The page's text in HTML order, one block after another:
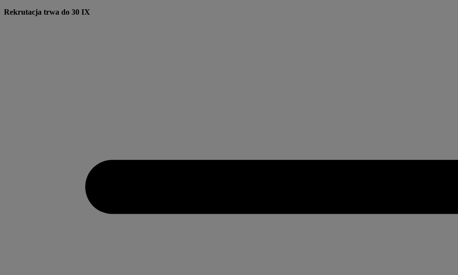
Przejdź
Rekrutacja trwa do 30 IX